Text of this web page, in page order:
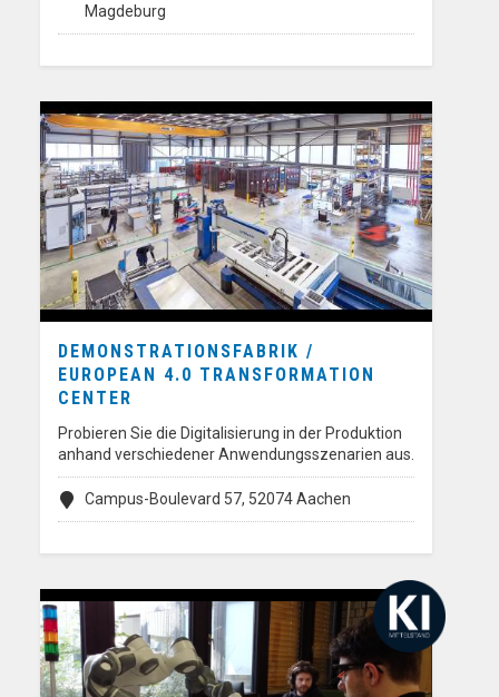
Magdeburg
DEMONSTRATIONSFABRIK /
EUROPEAN 4.0 TRANSFORMATION
CENTER
Probieren Sie die Digitalisierung in der Produktion
anhand verschiedener Anwendungsszenarien aus.
Campus-Boulevard 57, 52074 Aachen